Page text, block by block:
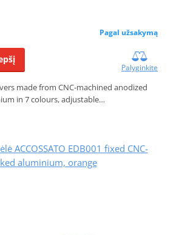
Pagal užsakymą
Palyginkite
made from CNC-machined anodized
in 7 colours, adjustable…
ACCOSSATO EDB001 fixed CNC-
aluminium, orange